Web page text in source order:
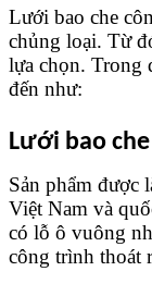
Lưới bao che
chủng loại. Từ
lựa chọn. Trong
đến như:
Lưới bao
Sản phẩm được
Việt Nam và
có lỗ ô vuông
công trình thoát